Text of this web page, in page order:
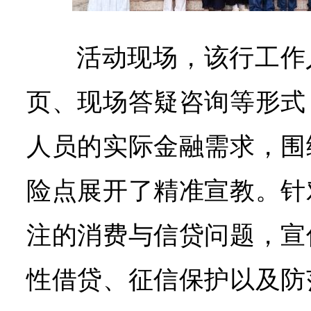
活动现场，该行工
页、现场答疑咨询等形
人员的实际金融需求，
险点展开了精准宣教。
注的消费与信贷问题，
性借贷、征信保护以及